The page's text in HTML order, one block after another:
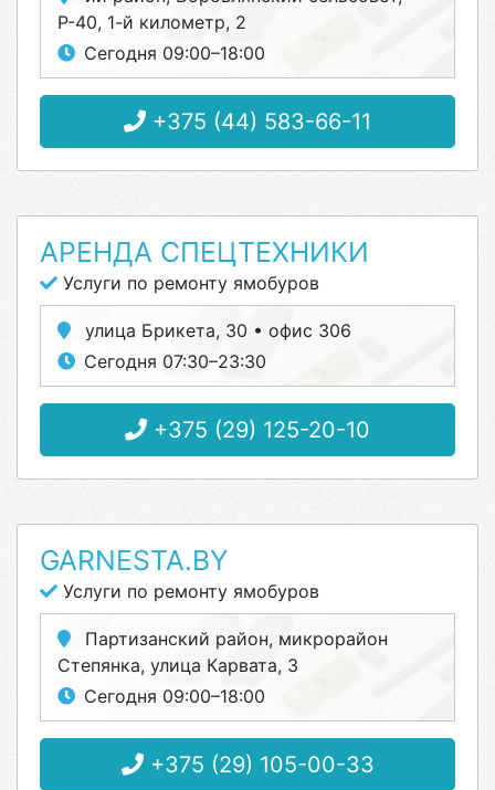
Р-40, 1-й километр, 2
Сегодня 09:00–18:00
+375 (44) 583-66-11
АРЕНДА СПЕЦТЕХНИКИ
Услуги по ремонту ямобуров
улица Брикета, 30 • офис 306
Сегодня 07:30–23:30
+375 (29) 125-20-10
GARNESTA.BY
Услуги по ремонту ямобуров
Партизанский район, микрорайон
Степянка, улица Карвата, 3
Сегодня 09:00–18:00
+375 (29) 105-00-33